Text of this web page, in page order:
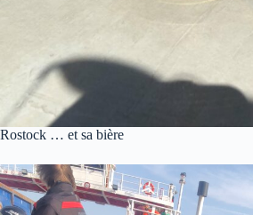
Rostock … et sa bière